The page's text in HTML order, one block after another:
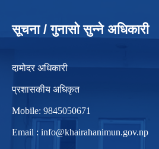
सूचना / गुनासो सुन्ने अधिकारी
दामोदर अधिकारी
प्रशासकीय अधिकृत
Mobile: 9845050671
Email : info@khairahanimun.gov.np